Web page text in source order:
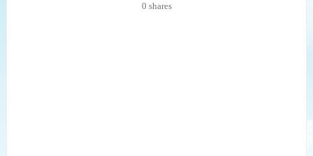
0 shares